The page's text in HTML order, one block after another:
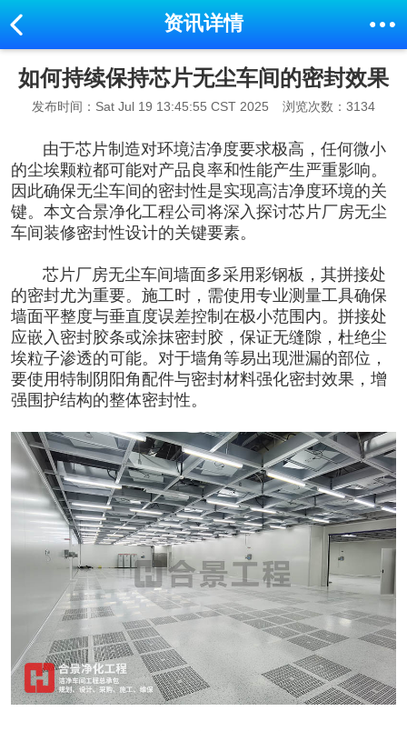
资讯详情
如何持续保持芯片无尘车间的密封效果
发布时间：Sat Jul 19 13:45:55 CST 2025 浏览次数：3134
由于芯片制造对环境洁净度要求极高，任何微小
的尘埃颗粒都可能对产品良率和性能产生严重影响。
因此确保无尘车间的密封性是实现高洁净度环境的关
键。本文合景净化工程公司将深入探讨芯片厂房无尘
车间装修密封性设计的关键要素。
芯片厂房无尘车间墙面多采用彩钢板，其拼接处
的密封尤为重要。施工时，需使用专业测量工具确保
墙面平整度与垂直度误差控制在极小范围内。拼接处
应嵌入密封胶条或涂抹密封胶，保证无缝隙，杜绝尘
埃粒子渗透的可能。对于墙角等易出现泄漏的部位，
要使用特制阴阳角配件与密封材料强化密封效果，增
强围护结构的整体密封性。